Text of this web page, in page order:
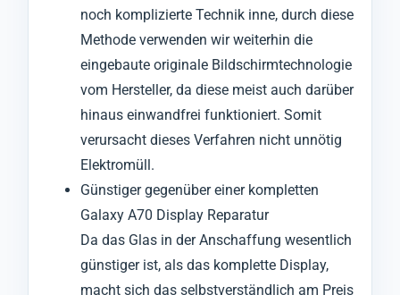
noch komplizierte Technik inne, durch diese
Methode verwenden wir weiterhin die
eingebaute originale Bildschirmtechnologie
vom Hersteller, da diese meist auch darüber
hinaus einwandfrei funktioniert. Somit
verursacht dieses Verfahren nicht unnötig
Elektromüll.
Günstiger gegenüber einer kompletten
Galaxy A70 Display Reparatur
Da das Glas in der Anschaffung wesentlich
günstiger ist, als das komplette Display,
macht sich das selbstverständlich am Preis